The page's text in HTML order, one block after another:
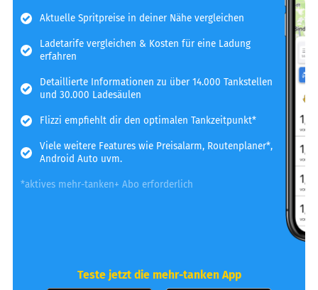
Aktuelle Spritpreise in deiner Nähe vergleichen
Ladetarife vergleichen & Kosten für eine Ladung
erfahren
Detaillierte Informationen zu über 14.000 Tankstellen
und 30.000 Ladesäulen
Flizzi empfiehlt dir den optimalen Tankzeitpunkt*
Viele weitere Features wie Preisalarm, Routenplaner*,
Android Auto uvm.
*aktives mehr-tanken+ Abo erforderlich
Teste jetzt die mehr-tanken App